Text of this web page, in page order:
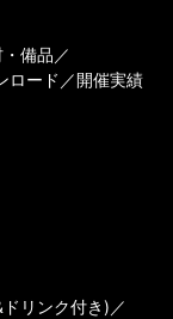
備品
ロード 開催実績
リンク付き)